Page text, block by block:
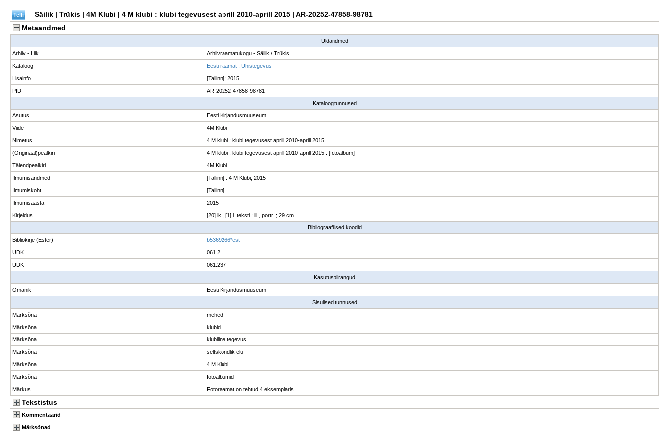
Säilik | Trükis | 4M Klubi | 4 M klubi : klubi tegevusest aprill 2010-aprill 2015 | AR-20252-47858-98781
Metaandmed
Üldandmed
Arhiiv - Liik Arhiivraamatukogu - Säilik / Trükis
Kataloog Eesti raamat : Ühistegevus
Lisainfo [Tallinn]; 2015
PID AR-20252-47858-98781
Kataloogitunnused
Asutus Eesti Kirjandusmuuseum
Viide 4M Klubi
Nimetus 4 M klubi : klubi tegevusest aprill 2010-aprill 2015
(Originaal)pealkiri 4 M klubi : klubi tegevusest aprill 2010-aprill 2015 : [fotoalbum]
Täiendpealkiri 4M Klubi
Ilmumisandmed [Tallinn] : 4 M Klubi, 2015
Ilmumiskoht [Tallinn]
Ilmumisaasta 2015
Kirjeldus [20] lk., [1] l. teksti : ill., portr. ; 29 cm
Bibliograafilised koodid
Bibliokirje (Ester) b5369266*est
UDK 061.2
UDK 061.237
Kasutuspiirangud
Omanik Eesti Kirjandusmuuseum
Sisulised tunnused
Märksõna mehed
Märksõna klubid
Märksõna klubiline tegevus
Märksõna seltskondlik elu
Märksõna 4 M Klubi
Märksõna fotoalbumid
Märkus Fotoraamat on tehtud 4 eksemplaris
Tekstistus
Kommentaarid
Märksõnad